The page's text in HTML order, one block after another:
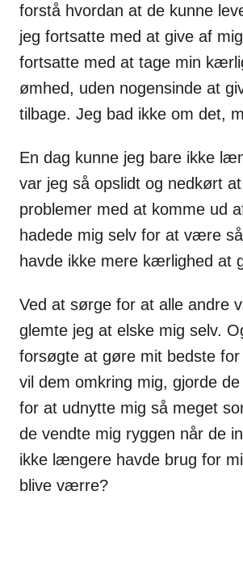
forstå hvordan at de kunne
jeg fortsatte med at give af
fortsatte med at tage min
ømhed, uden nogensinde at
tilbage. Jeg bad ikke om det,
En dag kunne jeg bare ikke
var jeg så opslidt og nedkørt
problemer med at komme ud
hadede mig selv for at være
havde ikke mere kærlighed at
Ved at sørge for at alle andre
glemte jeg at elske mig selv.
forsøgte at gøre mit bedste
vil dem omkring mig, gjorde
for at udnytte mig så meget
de vendte mig ryggen når de
ikke længere havde brug for
blive værre?